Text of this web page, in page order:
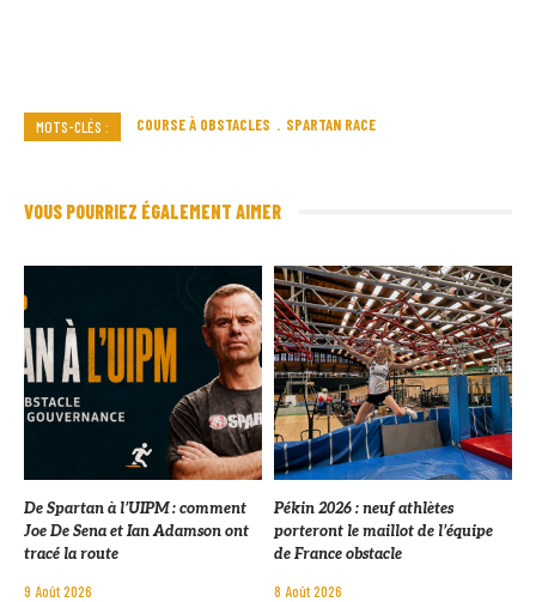
MOTS-CLÉS : COURSE À OBSTACLES SPARTAN RACE
VOUS POURRIEZ ÉGALEMENT AIMER
De Spartan à l’UIPM : comment
Joe De Sena et Ian Adamson ont
tracé la route
9 Août 2026
Pékin 2026 : neuf athlètes
porteront le maillot de l’équipe
de France obstacle
8 Août 2026